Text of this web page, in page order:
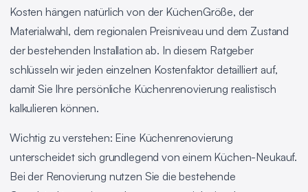
Kosten hängen natürlich von der KüchenGröße, der
Materialwahl, dem regionalen Preisniveau und dem Zustand
der bestehenden Installation ab. In diesem Ratgeber
schlüsseln wir jeden einzelnen Kostenfaktor detailliert auf,
damit Sie Ihre persönliche Küchenrenovierung realistisch
kalkulieren können.
Wichtig zu verstehen: Eine Küchenrenovierung
unterscheidet sich grundlegend von einem Küchen-Neukauf.
Bei der Renovierung nutzen Sie die bestehende